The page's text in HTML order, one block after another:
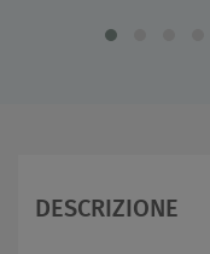
DESCRIZIONE